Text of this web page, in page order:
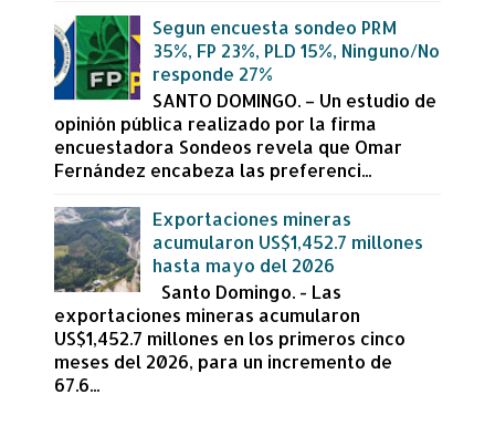
Segun encuesta sondeo PRM
35%, FP 23%, PLD 15%, Ninguno/No
responde 27%
SANTO DOMINGO. – Un estudio de
opinión pública realizado por la firma
encuestadora Sondeos revela que Omar
Fernández encabeza las preferenci...
Exportaciones mineras
acumularon US$1,452.7 millones
hasta mayo del 2026
Santo Domingo. - Las
exportaciones mineras acumularon
US$1,452.7 millones en los primeros cinco
meses del 2026, para un incremento de
67.6...